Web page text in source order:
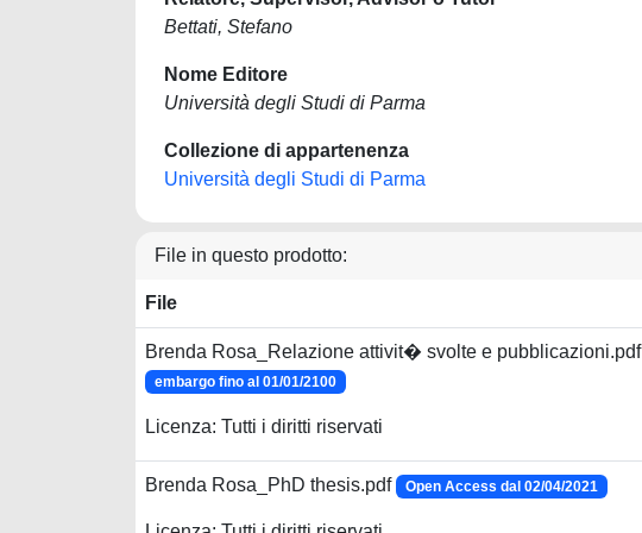
Bettati, Stefano
Nome Editore
Università degli Studi di Parma
Collezione di appartenenza
Università degli Studi di Parma
File in questo prodotto:
File
Brenda Rosa_Relazione attivit� svolte e pubblicazioni.pdf
embargo fino al 01/01/2100
Licenza: Tutti i diritti riservati
Brenda Rosa_PhD thesis.pdf Open Access dal 02/04/2021